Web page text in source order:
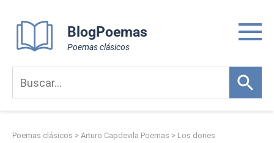
content
BlogPoemas
Poemas clásicos
Poemas clásicos > Arturo Capdevila Poemas > Los dones